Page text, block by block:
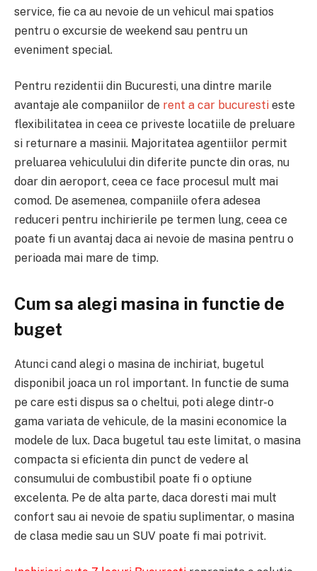
service, fie ca au nevoie de un vehicul mai spatios
pentru o excursie de weekend sau pentru un
eveniment special.
Pentru rezidentii din Bucuresti, una dintre marile
avantaje ale companiilor de rent a car bucuresti este
flexibilitatea in ceea ce priveste locatiile de preluare
si returnare a masinii. Majoritatea agentiilor permit
preluarea vehiculului din diferite puncte din oras, nu
doar din aeroport, ceea ce face procesul mult mai
comod. De asemenea, companiile ofera adesea
reduceri pentru inchirierile pe termen lung, ceea ce
poate fi un avantaj daca ai nevoie de masina pentru o
perioada mai mare de timp.
Cum sa alegi masina in functie de
buget
Atunci cand alegi o masina de inchiriat, bugetul
disponibil joaca un rol important. In functie de suma
pe care esti dispus sa o cheltui, poti alege dintr-o
gama variata de vehicule, de la masini economice la
modele de lux. Daca bugetul tau este limitat, o masina
compacta si eficienta din punct de vedere al
consumului de combustibil poate fi o optiune
excelenta. Pe de alta parte, daca doresti mai mult
confort sau ai nevoie de spatiu suplimentar, o masina
de clasa medie sau un SUV poate fi mai potrivit.